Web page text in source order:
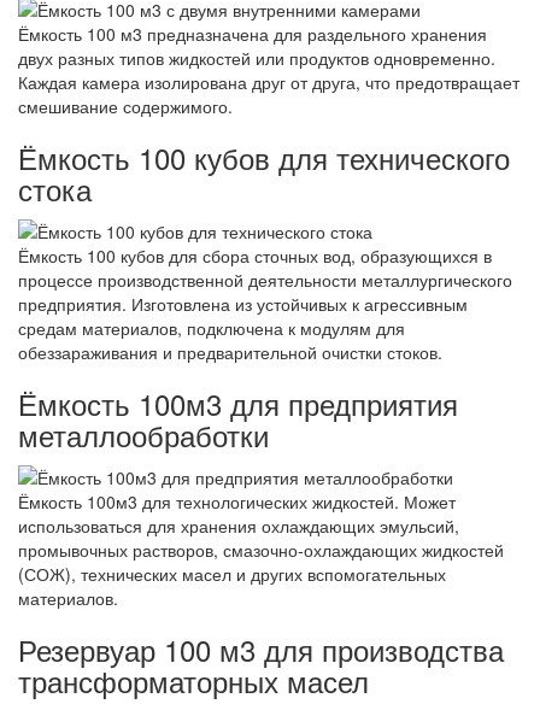
Ёмкость 100 м3 предназначена для раздельного хранения
двух разных типов жидкостей или продуктов одновременно.
Каждая камера изолирована друг от друга, что предотвращает
смешивание содержимого.
Ёмкость 100 кубов для технического
стока
Ёмкость 100 кубов для сбора сточных вод, образующихся в
процессе производственной деятельности металлургического
предприятия. Изготовлена из устойчивых к агрессивным
средам материалов, подключена к модулям для
обеззараживания и предварительной очистки стоков.
Ёмкость 100м3 для предприятия
металлообработки
Ёмкость 100м3 для технологических жидкостей. Может
использоваться для хранения охлаждающих эмульсий,
промывочных растворов, смазочно-охлаждающих жидкостей
(СОЖ), технических масел и других вспомогательных
материалов.
Резервуар 100 м3 для производства
трансформаторных масел